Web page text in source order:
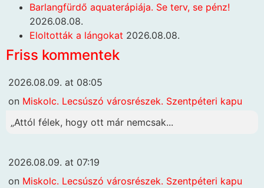
Barlangfürdő aquaterápiája. Se terv, se pénz!
2026.08.08.
Eloltották a lángokat 2026.08.08.
Friss kommentek
2026.08.09. at 08:05
on Miskolc. Lecsúszó városrészek. Szentpéteri kapu
„Attól félek, hogy ott már nemcsak...
2026.08.09. at 07:19
on Miskolc. Lecsúszó városrészek. Szentpéteri kapu